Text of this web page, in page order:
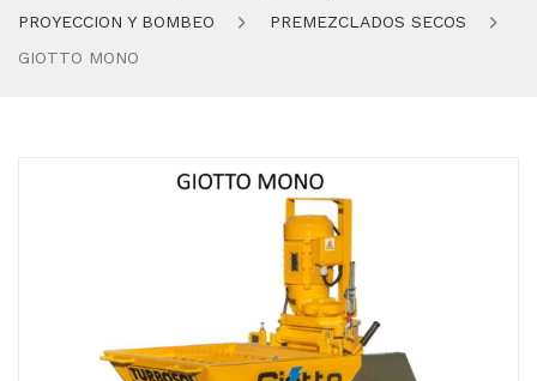
PROYECCION Y BOMBEO
PREMEZCLADOS SECOS
GIOTTO MONO